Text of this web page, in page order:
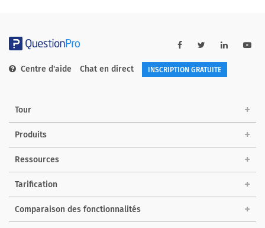
Centre d'aide Chat en direct INSCRIPTION GRATUITE
Tour
Produits
Ressources
Tarification
Comparaison des fonctionnalités